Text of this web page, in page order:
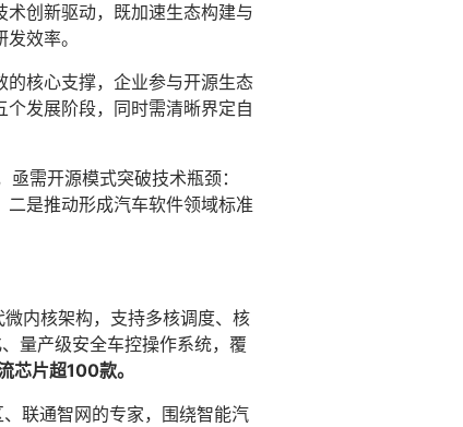
创新驱动，既加速生态构建与
效率。
核心支撑，企业参与开源生态
发展阶段，同时需清晰界定自
需开源模式突破技术瓶颈：
是推动形成汽车软件领域标准
内核架构，支持多核调度、核
量产级安全车控操作系统，覆
片超100款。
联通智网的专家，围绕智能汽